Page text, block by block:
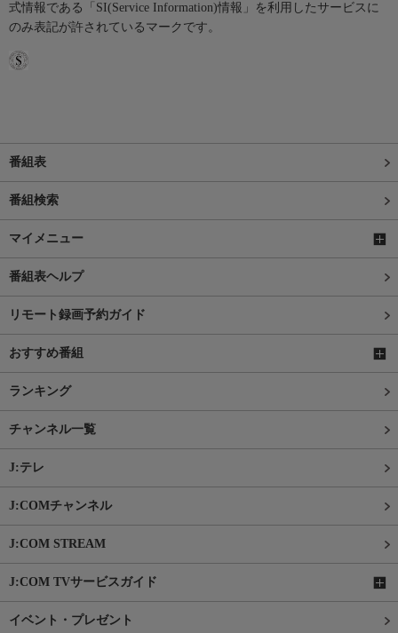
式情報である「SI(Service Information)情報」を利用したサービスに
のみ表記が許されているマークです。
番組表
番組検索
マイメニュー
番組表ヘルプ
リモート録画予約ガイド
おすすめ番組
ランキング
チャンネル一覧
J:テレ
J:COMチャンネル
J:COM STREAM
J:COM TVサービスガイド
イベント・プレゼント